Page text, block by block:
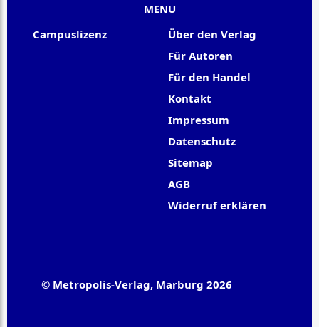
MENU
Campuslizenz
Über den Verlag
Für Autoren
Für den Handel
Kontakt
Impressum
Datenschutz
Sitemap
AGB
Widerruf erklären
© Metropolis-Verlag, Marburg 2026